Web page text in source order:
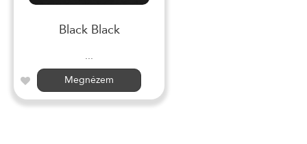
Black Black
...
Megnézem